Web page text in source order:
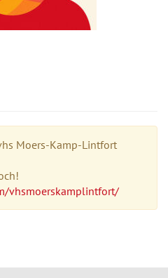
Moers-Kamp-Lintfort
vhsmoerskamplintfort/